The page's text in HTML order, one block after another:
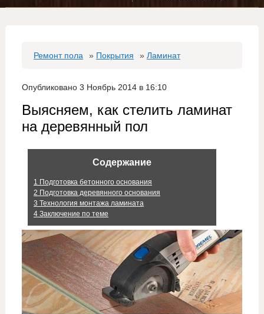
Ремонт пола » Покрытия » Ламинат
Опубликовано 3 Ноябрь 2014 в 16:10
Выясняем, как стелить ламинат
на деревянный пол
Содержание
1 Подготовка бетонного основания
2 Подготовка деревянного основания
3 Технология монтажа ламината
4Заключение по теме